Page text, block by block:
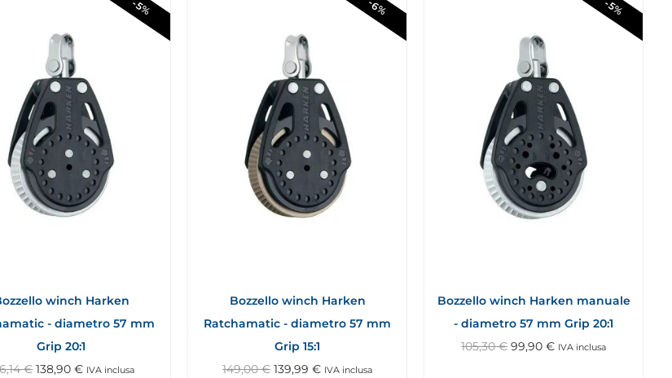
-5%
winch Harken
- diametro 57 mm
Grip 20:1
€ 138,90€ IVA inclusa
-6%
Bozzello winch Harken
Ratchamatic - diametro 57 mm
Grip 15:1
149,00€ 139,99€ IVA inclusa
-5%
Bozzello winch Harken manuale
- diametro 57 mm Grip 20:1
105,30€ 99,90€ IVA inclusa